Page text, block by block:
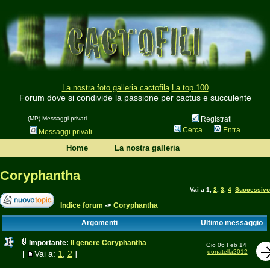
La nostra foto galleria cactofila La top 100
Forum dove si condivide la passione per cactus e succulente
(MP) Messaggi privati
Registrati
Messaggi privati
Cerca Entra
Home La nostra galleria
Coryphantha
Vai a 1 2 3 4 Successivo
Indice forum -> Coryphantha
Argomenti Ultimo messaggio
Importante: Il genere Coryphantha
[ Vai a: 1 2 ]
Gio 06 Feb 14
donatella2012